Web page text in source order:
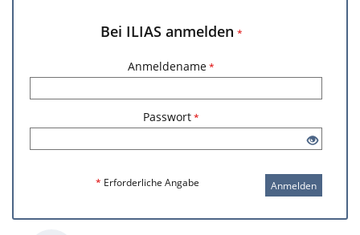
Bei ILIAS anmelden *
Anmeldename*
Passwort*
* Erforderliche Angabe Anmelden